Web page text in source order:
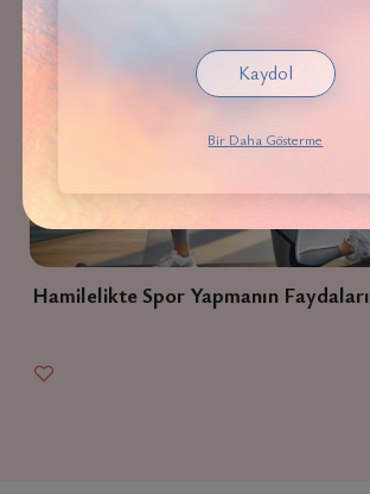
Hamilelikte Spor Yapmanın Faydaları
Kaydol
Bir Daha Gösterme